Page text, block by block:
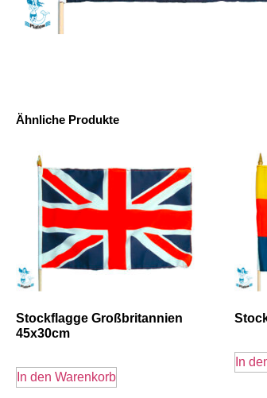
Ähnliche Produkte
Stockflagge Großbritannien
45x30cm
In den Warenkorb
In